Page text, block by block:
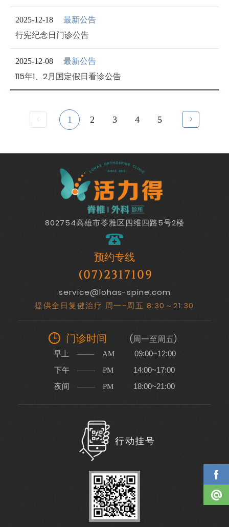
2025-12-18
最新公告
行宪纪念日门诊公告
2025-12-08
最新公告
115年1、2月国定假日看诊公告
1 2 3 4 5
802754高雄市苓雅区四维四路5号2楼
预约专线
(07)2317109
service@lohas-spine.com
提供全日复健治疗 周一~周五 8:30～21:30
门诊时间 (周一至周五)
早上 AM 09:00~12:00
下午 PM 14:00~17:00
夜间 PM 18:00~21:00
行动挂号